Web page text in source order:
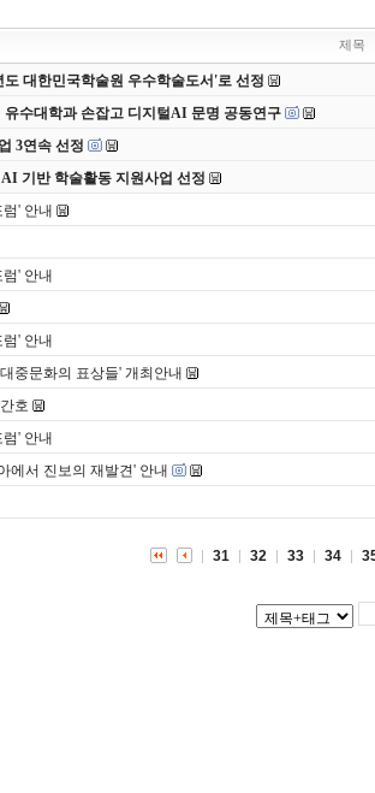
제목
도 대한민국학술원 우수학술도서'로 선정
유수대학과 손잡고 디지털AI 문명 공동연구
3연속 선정
기반 학술활동 지원사업 선정
' 안내
' 안내
' 안내
중문화의 표상들' 개최안내
호
' 안내
에서 진보의 재발견' 안내
31 32 33 34